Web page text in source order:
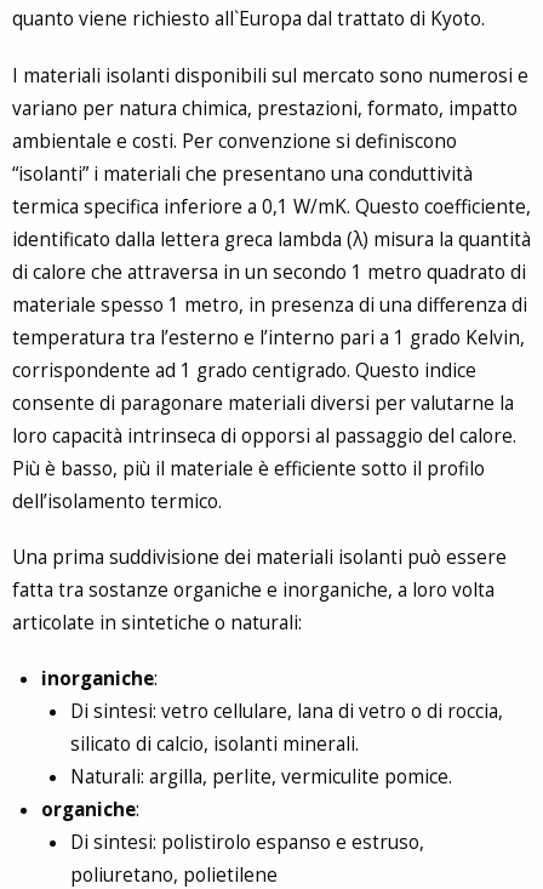
quanto viene richiesto all`Europa dal trattato di Kyoto.
I materiali isolanti disponibili sul mercato sono numerosi e
variano per natura chimica, prestazioni, formato, impatto
ambientale e costi. Per convenzione si definiscono
“isolanti” i materiali che presentano una conduttività
termica specifica inferiore a 0,1 W/mK. Questo coefficiente,
identificato dalla lettera greca lambda (λ) misura la quantità
di calore che attraversa in un secondo 1 metro quadrato di
materiale spesso 1 metro, in presenza di una differenza di
temperatura tra l’esterno e l’interno pari a 1 grado Kelvin,
corrispondente ad 1 grado centigrado. Questo indice
consente di paragonare materiali diversi per valutarne la
loro capacità intrinseca di opporsi al passaggio del calore.
Più è basso, più il materiale è efficiente sotto il profilo
dell’isolamento termico.
Una prima suddivisione dei materiali isolanti può essere
fatta tra sostanze organiche e inorganiche, a loro volta
articolate in sintetiche o naturali:
inorganiche:
Di sintesi: vetro cellulare, lana di vetro o di roccia,
silicato di calcio, isolanti minerali.
Naturali: argilla, perlite, vermiculite pomice.
organiche:
Di sintesi: polistirolo espanso e estruso,
poliuretano, polietilene